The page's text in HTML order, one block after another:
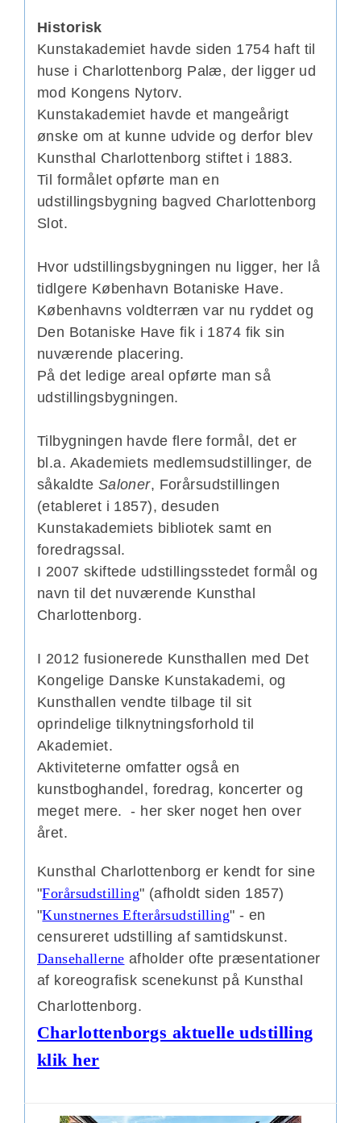
Historisk
Kunstakademiet havde siden 1754 haft til
huse i Charlottenborg Palæ, der ligger ud
mod Kongens Nytorv.
Kunstakademiet havde et mangeårigt
ønske om at kunne udvide og derfor blev
Kunsthal Charlottenborg stiftet i 1883.
Til formålet opførte man en
udstillingsbygning bagved Charlottenborg
Slot.
Hvor udstillingsbygningen nu ligger, her lå
tidlgere København Botaniske Have.
Københavns voldterræn var nu ryddet og
Den Botaniske Have fik i 1874 fik sin
nuværende placering.
På det ledige areal opførte man så
udstillingsbygningen.
Tilbygningen havde flere formål, det er
bl.a. Akademiets medlemsudstillinger, de
såkaldte Saloner, Forårsudstillingen
(etableret i 1857), desuden
Kunstakademiets bibliotek samt en
foredragssal.
I 2007 skiftede udstillingsstedet formål og
navn til det nuværende Kunsthal
Charlottenborg.
I 2012 fusionerede Kunsthallen med Det
Kongelige Danske Kunstakademi, og
Kunsthallen vendte tilbage til sit
oprindelige tilknytningsforhold til
Akademiet.
Aktiviteterne omfatter også en
kunstboghandel, foredrag, koncerter og
meget mere. - her sker noget hen over
året.
Kunsthal Charlottenborg er kendt for sine
"Forårsudstilling" (afholdt siden 1857)
"Kunstnernes Efterårsudstilling" - en
censureret udstilling af samtidskunst.
Dansehallerne afholder ofte præsentationer
af koreografisk scenekunst på Kunsthal
Charlottenborg.
Charlottenborgs aktuelle udstilling
klik her